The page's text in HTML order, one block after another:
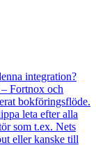
integration?
Fortnox och
bokföringsflöde.
leta efter alla
som t.ex. Nets
eller kanske till